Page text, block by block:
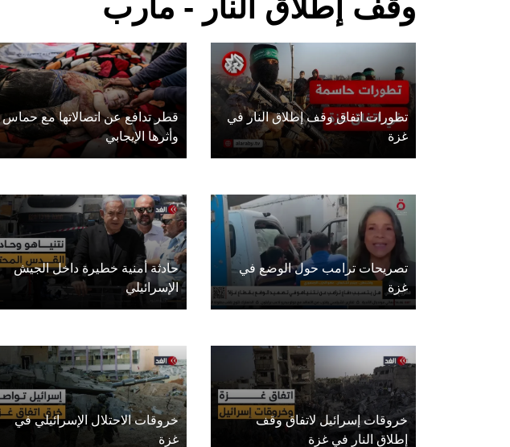
وقف إطلاق النار - مأرب
تطورات اتفاق وقف إطلاق النار في
غزة
قطر تدافع عن اتصالاتها مع حماس
وأثرها الإيجابي
تصريحات ترامب حول الوضع في
غزة
حادثة أمنية خطيرة داخل الجيش
الإسرائيلي
خروقات إسرائيل لاتفاق وقف
إطلاق النار في غزة
خروقات الاحتلال الإسرائيلي في
غزة